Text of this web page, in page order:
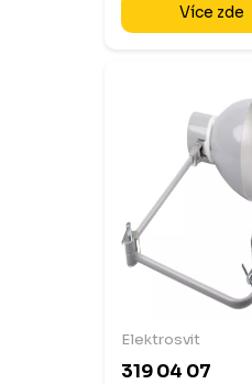
Více zde
Elektrosvit
319 04 07